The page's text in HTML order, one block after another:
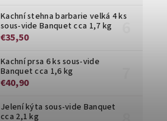
Kachní stehna barbarie velká 4 ks
sous-vide Banquet cca 1,7 kg
€35,50
Kachní prsa 6 ks sous-vide
Banquet cca 1,6 kg
€40,90
Jelení kýta sous-vide Banquet
cca 2,1 kg